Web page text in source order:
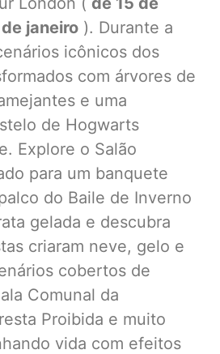
janeiro ). Durante a
icônicos dos
com árvores de
e uma
de Hogwarts
Explore o Salão
para um banquete
do Baile de Inverno
gelada e descubra
criaram neve, gelo e
cobertos de
Comunal da
Proibida e muito
vida com efeitos